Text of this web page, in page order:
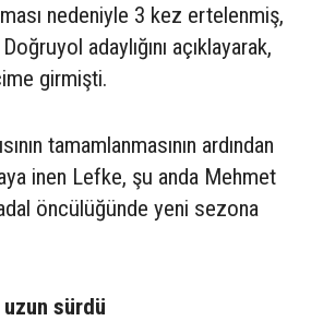
nedeniyle 3 kez ertelenmiş,
adaylığını açıklayarak,
girmişti.
tamamlanmasının ardından
inen Lefke, şu anda Mehmet
öncülüğünde yeni sezona
sürdü